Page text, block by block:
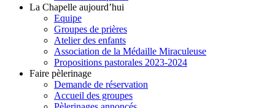
La Chapelle aujourd’hui
Equipe
Groupes de prières
Atelier des enfants
Association de la Médaille Miraculeuse
Propositions pastorales 2023-2024
Faire pèlerinage
Demande de réservation
Accueil des groupes